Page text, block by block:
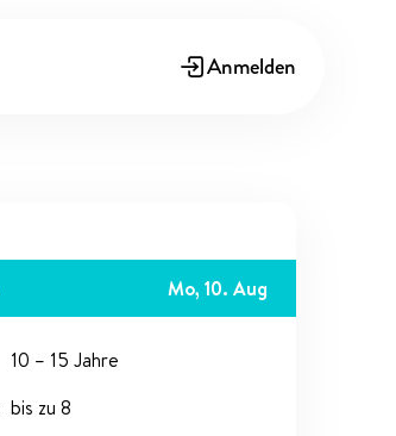
Anmelden
Mo, 10. Aug
10 – 15 Jahre
bis zu 8